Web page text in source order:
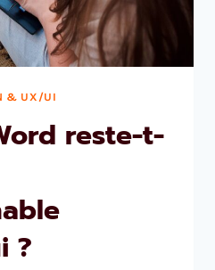
& UX/UI
reste-t-
?